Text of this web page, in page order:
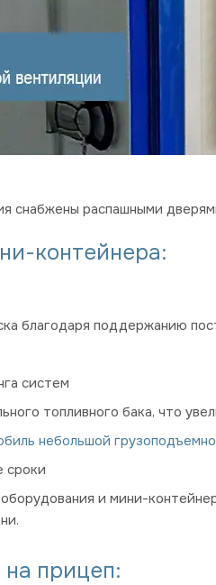
снабжены распашными
контейнера:
благодаря поддержанию
систем
топливного бака, что
небольшой
сроки
и мини-
прицеп: